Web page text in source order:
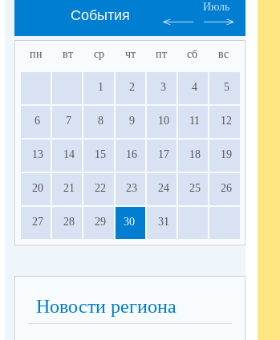
События
Июль
пн вт ср чт пт сб вс
1 2 3 4 5
6 7 8 9 10 11 12
13 14 15 16 17 18 19
20 21 22 23 24 25 26
27 28 29 30 31
Новости региона